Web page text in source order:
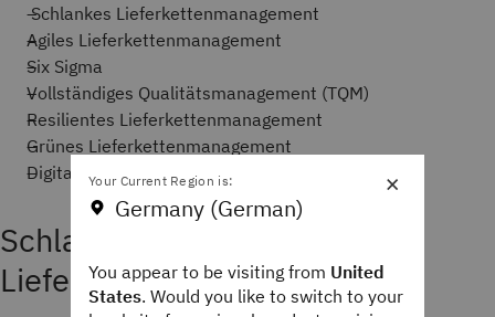
Schlankes Lieferkettenmanagement
Agiles Lieferkettenmanagement
Six Sigma
Vollständiges Qualitätsmanagement (TQM)
Resilientes Lieferkettenmanagement
Grünes Lieferkettenmanagement
Digitales Lieferkettenmanagement
Schlankes
Lieferkettenmanagement
×
Your Current Region is:
Germany (German)
You appear to be visiting from United
States. Would you like to switch to your